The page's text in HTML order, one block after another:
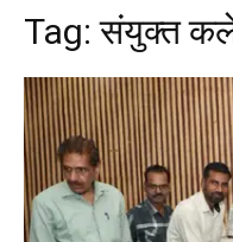
Tag:संयुक्त